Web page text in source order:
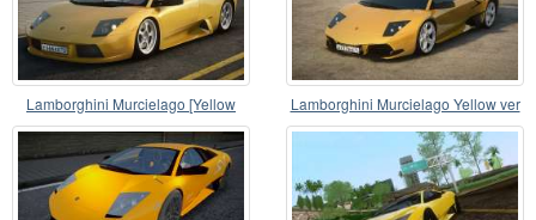
Lamborghini Murcielago [Yellow
Version]
Lamborghini Murcielago Yellow ver